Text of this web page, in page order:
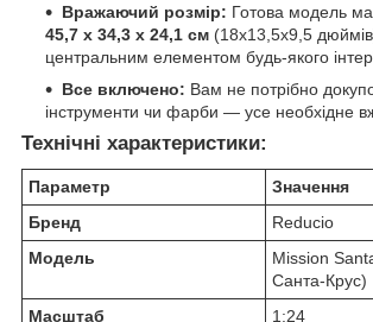
Вражаючий розмір: Готова модель
45,7 x 34,3 x 24,1 см (18x13,5x9,5
центральним елементом будь-якого
Все включено: Вам не потрібно
інструменти чи фарби — усе необхідне
Технічні характеристики:
Параметр
Значення
Бренд
Reducio
Модель
Mission
Санта-Крус)
Масштаб
1:24